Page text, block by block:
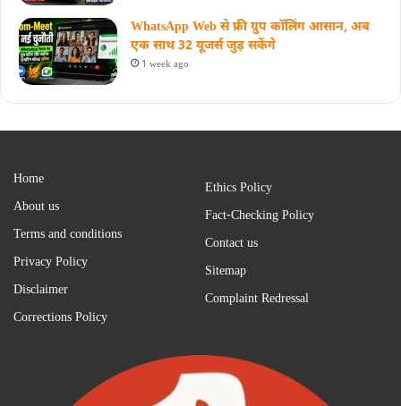
WhatsApp Web से फ्री ग्रुप कॉलिंग आसान, अब
एक साथ 32 यूजर्स जुड़ सकेंगे
1 week ago
Home
About us
Terms and conditions
Privacy Policy
Disclaimer
Corrections Policy
Ethics Policy
Fact-Checking Policy
Contact us
Sitemap
Complaint Redressal